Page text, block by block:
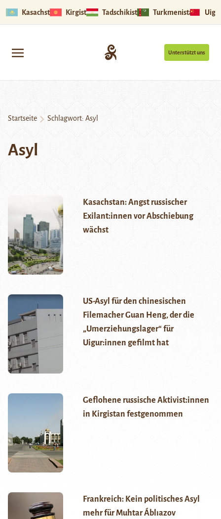
Kasachstan Kirgistan Tadschikistan Turkmenistan
Unterstützt uns
Startseite Schlagwort: Asyl
Asyl
Kasachstan: Angst russischer
Exilant:innen vor Abschiebung
wächst
US-Asyl für den chinesischen
Filemacher Guan Heng, der die
„Umerziehungslager“ für
Uigur:innen gefilmt hat
Geflohene russische Aktivist:innen
in Kirgistan festgenommen
Frankreich: Kein politisches Asyl
mehr für Muhtar Áblıazov